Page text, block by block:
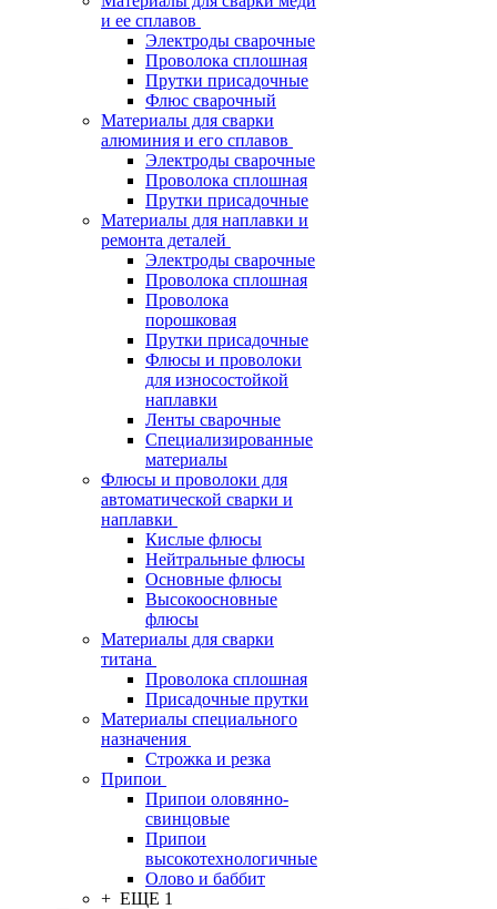
и ее сплавов
Электроды сварочные
Проволока сплошная
Прутки присадочные
Флюс сварочный
Материалы для сварки
алюминия и его сплавов
Электроды сварочные
Проволока сплошная
Прутки присадочные
Материалы для наплавки и
ремонта деталей
Электроды сварочные
Проволока сплошная
Проволока
порошковая
Прутки присадочные
Флюсы и проволоки
для износостойкой
наплавки
Ленты сварочные
Специализированные
материалы
Флюсы и проволоки для
автоматической сварки и
наплавки
Кислые флюсы
Нейтральные флюсы
Основные флюсы
Высокоосновные
флюсы
Материалы для сварки
титана
Проволока сплошная
Присадочные прутки
Материалы специального
назначения
Строжка и резка
Припои
Припои оловянно-
свинцовые
Припои
высокотехнологичные
Олово и баббит
+ ЕЩЕ 1